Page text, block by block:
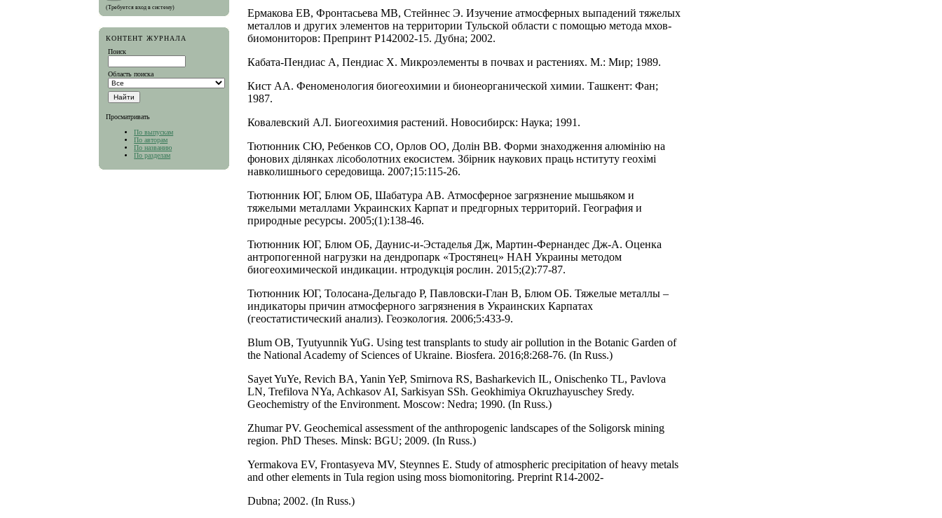
(Требуется вход в систему)
КОНТЕНТ ЖУРНАЛА
Поиск
Область поиска
Просматривать
По выпускам
По авторам
По названию
По разделам
Ермакова ЕВ, Фронтасьева МВ, Стейннес Э. Изучение атмосферных выпадений тяжелых
металлов и других элементов на территории Тульской области с помощью метода мхов-
биомониторов: Препринт Р142002-15. Дубна; 2002.
Кабата-Пендиас А, Пендиас Х. Микроэлементы в почвах и растениях. М.: Мир; 1989.
Кист АА. Феноменология биогеохимии и бионеорганической химии. Ташкент: Фан;
1987.
Ковалевский АЛ. Биогеохимия растений. Новосибирск: Наука; 1991.
Тютюнник СЮ, Ребенков СО, Орлов ОО, Долін ВВ. Форми знаходження алюмінію на
фонових ділянках лісоболотних екосистем. Збірник наукових праць нституту геохімі
навколишнього середовища. 2007;15:115-26.
Тютюнник ЮГ, Блюм ОБ, Шабатура АВ. Атмосферное загрязнение мышьяком и
тяжелыми металлами Украинских Карпат и предгорных территорий. География и
природные ресурсы. 2005;(1):138-46.
Тютюнник ЮГ, Блюм ОБ, Даунис-и-Эстаделья Дж, Мартин-Фернандес Дж-А. Оценка
антропогенной нагрузки на дендропарк «Тростянец» НАН Украины методом
биогеохимической индикации. нтродукція рослин. 2015;(2):77-87.
Тютюнник ЮГ, Толосана-Дельгадо Р, Павловски-Глан В, Блюм ОБ. Тяжелые металлы –
индикаторы причин атмосферного загрязнения в Украинских Карпатах
(геостатистический анализ). Геоэкология. 2006;5:433-9.
Blum OB, Tyutyunnik YuG. Using test transplants to study air pollution in the Botanic Garden of
the National Academy of Sciences of Ukraine. Biosfera. 2016;8:268-76. (In Russ.)
Sayet YuYe, Revich BA, Yanin YeP, Smirnova RS, Basharkevich IL, Onischenko TL, Pavlova
LN, Trefilova NYa, Achkasov AI, Sarkisyan SSh. Geokhimiya Okruzhayuschey Sredy.
Geochemistry of the Environment. Moscow: Nedra; 1990. (In Russ.)
Zhumar PV. Geochemical assessment of the anthropogenic landscapes of the Soligorsk mining
region. PhD Theses. Minsk: BGU; 2009. (In Russ.)
Yermakova EV, Frontasyeva MV, Steynnes E. Study of atmospheric precipitation of heavy metals
and other elements in Tula region using moss biomonitoring. Preprint R14-2002-
Dubna; 2002. (In Russ.)